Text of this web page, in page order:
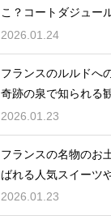
こ？コートダジュー
れスポットを紹介
2026.01.24
フランスのルルドへ
奇跡の泉で知られる
方を紹介
2026.01.23
フランスの名物のお
ばれる人気スイーツ
2026.01.23